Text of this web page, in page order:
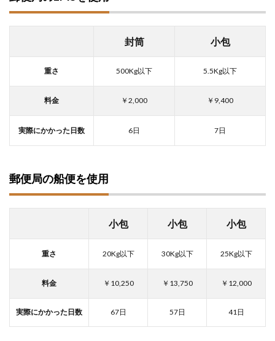
封筒 小包
重さ 500Kg以下 5.5Kg以下
料金 ￥2,000 ￥9,400
実際にかかった日数 6日 7日
郵便局の船便を使用
小包 小包 小包
重さ 20Kg以下 30Kg以下 25Kg以下
料金 ￥10,250 ￥13,750 ￥12,000
実際にかかった日数 67日 57日 41日